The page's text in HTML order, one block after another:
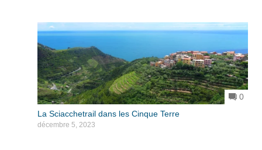
0
La Sciacchetrail dans les Cinque Terre
décembre 5, 2023